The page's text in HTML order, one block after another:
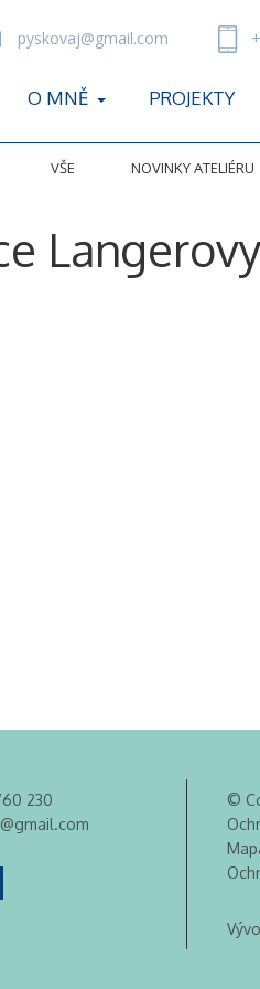
pyskovaj@gmail.com
O MNĚ PROJEKTY
VŠE NOVINKY ATELIÉRU
230
©